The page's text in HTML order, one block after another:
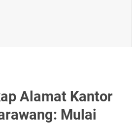
Alamat Kantor
Mulai